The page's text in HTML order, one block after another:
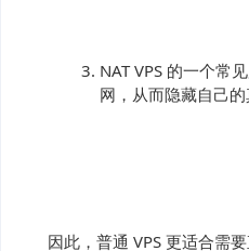
NAT VPS 的一个常
网，从而隐藏自己的
因此，普通 VPS 更适合需